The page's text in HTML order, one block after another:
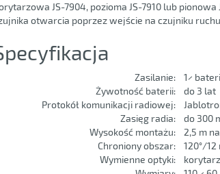
JS-7904, pozioma JS-7910 lub
otwarcia poprzez wejście na czujniku
Zasilanie:
1×
Żywotność baterii:
do 3 lat
Protokół komunikacji radiowej:
Zasięg radia:
do 300
Wysokość montażu:
2,5 m
Chroniony obszar:
120°/
Wymienne optyki: